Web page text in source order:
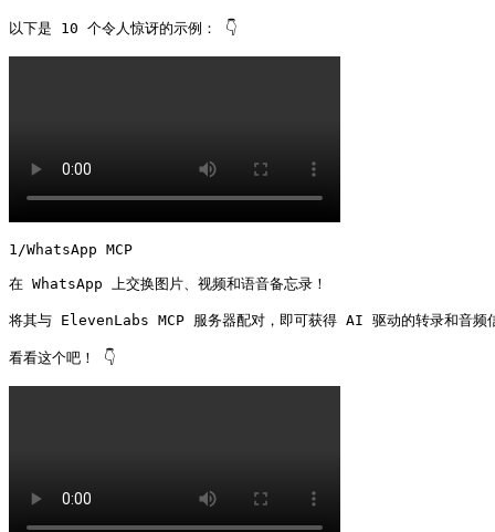
以下是 10 个令人惊讶的示例： 👇
1/WhatsApp MCP
在 WhatsApp 上交换图片、视频和语音备忘录！
将其与 ElevenLabs MCP 服务器配对，即可获得 AI 驱动的转录和音